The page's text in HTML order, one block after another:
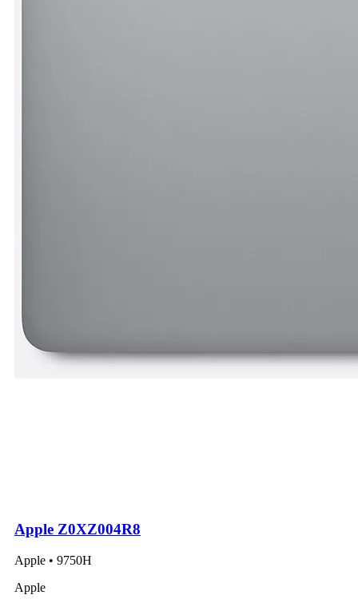
Apple Z0XZ004R8
Apple • 9750H
Apple